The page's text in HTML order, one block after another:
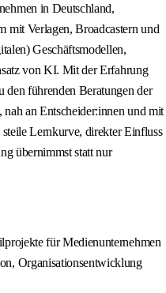
in Deutschland,
mit Verlagen, Broadcastern und
Geschäftsmodellen,
von KI. Mit der Erfahrung
den führenden Beratungen der
an Entscheider:innen und mit
Lernkurve, direkter Einfluss
übernimmst statt nur
für Medienunternehmen
Organisationsentwicklung